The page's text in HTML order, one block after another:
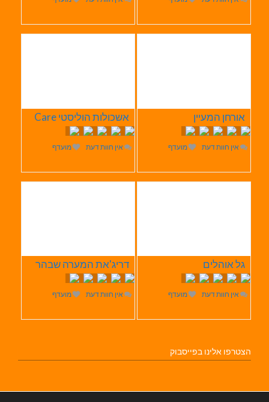
אורחן המעיין
אין חוות דעת מועדף
אשכולות הוליסטי Care
אין חוות דעת מועדף
גל אוהלים
אין חוות דעת מועדף
דריג'את המערה שבהר
אין חוות דעת מועדף
הצטרפו אלינו בפייסבוק